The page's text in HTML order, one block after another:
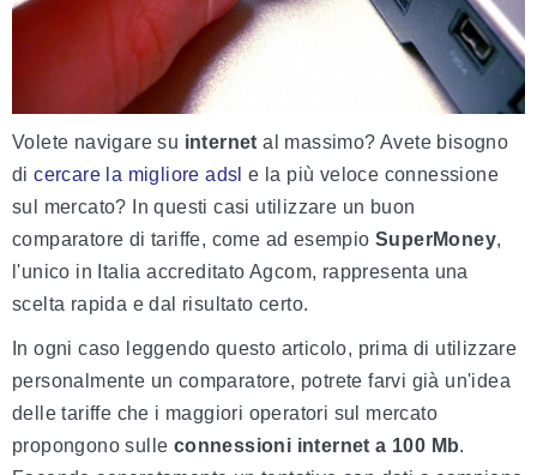
Volete navigare su internet al massimo? Avete bisogno
dicercare la migliore adsl e la più veloce connessione
sul mercato? In questi casi utilizzare un buon
comparatore di tariffe, come ad esempio SuperMoney,
l'unico in Italia accreditato Agcom, rappresenta una
scelta rapida e dal risultato certo.
In ogni caso leggendo questo articolo, prima di utilizzare
personalmente un comparatore, potrete farvi già un'idea
delle tariffe che i maggiori operatori sul mercato
propongono sulle connessioni internet a 100 Mb.